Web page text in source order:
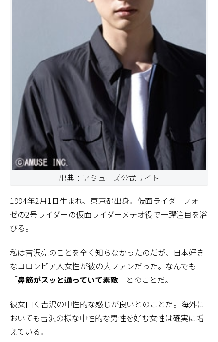
出典：アミューズ公式サイト
1994年2月1日生まれ、東京都出身。仮面ライダーフォー
ゼの2号ライダーの仮面ライダーメテオ役で一躍注目を浴
びる。
私は吉沢亮のことを全く知らなかったのだが、日本好き
なコロンビア人女性が彼の大ファンだった。なんでも
「鼻筋がスッと通っていて素敵 」とのことだ。
彼女曰く吉沢の中性的な感じが良いとのことだ。海外に
おいても吉沢の様な中性的な男性を好む女性は確実に増
えている。